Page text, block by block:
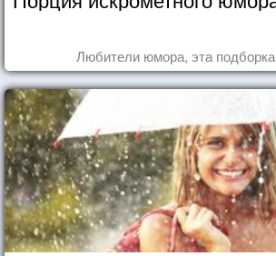
Любители юмора, эта